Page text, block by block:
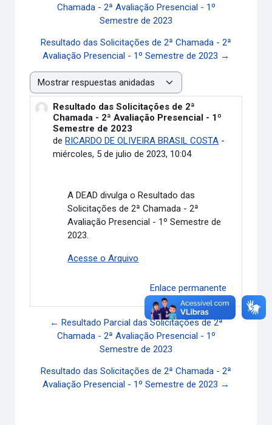
Chamada - 2ª Avaliação Presencial - 1º
Semestre de 2023
Resultado das Solicitações de 2ª Chamada - 2ª
Avaliação Presencial - 1º Semestre de 2023 →
Mostrar modo
Resultado das Solicitações de 2ª
Chamada - 2ª Avaliação Presencial - 1º
Semestre de 2023
deRICARDO DE OLIVEIRA BRASIL COSTA -
miércoles, 5 de julio de 2023, 10:04
Número de respuestas: 0
A DEAD divulga o Resultado das
Solicitações de 2ª Chamada - 2ª
Avaliação Presencial - 1º Semestre de
2023.
Acesse o Arquivo
Enlace permanente
← Resultado Parcial das Solicitações de 2ª
Chamada - 2ª Avaliação Presencial - 1º
Semestre de 2023
Resultado das Solicitações de 2ª Chamada - 2ª
Avaliação Presencial - 1º Semestre de 2023 →